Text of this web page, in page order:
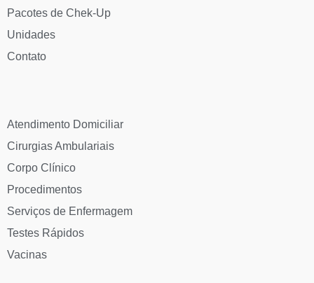
Pacotes de Chek-Up
Unidades
Contato
Atendimento Domiciliar
Cirurgias Ambulariais
Corpo Clínico
Procedimentos
Serviços de Enfermagem
Testes Rápidos
Vacinas